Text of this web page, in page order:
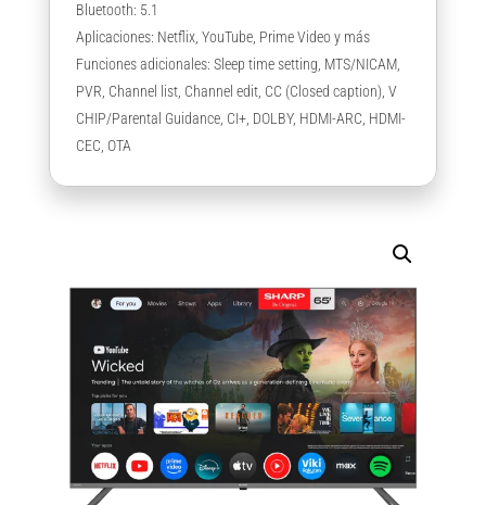
Bluetooth: 5.1
Aplicaciones: Netflix, YouTube, Prime Video y más
Funciones adicionales: Sleep time setting, MTS/NICAM,
PVR, Channel list, Channel edit, CC (Closed caption), V
CHIP/Parental Guidance, CI+, DOLBY, HDMI-ARC, HDMI-
CEC, OTA